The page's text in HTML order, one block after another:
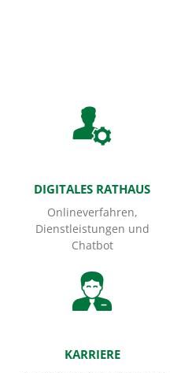
Startseite
DIGITALES RATHAUS
Onlineverfahren,
Dienstleistungen und
Chatbot
KARRIERE